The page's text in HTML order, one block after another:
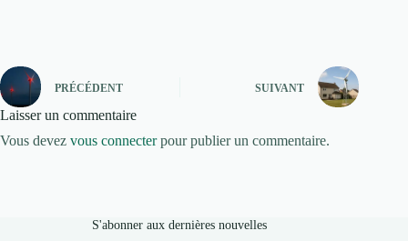
PRÉCÉDENT SUIVANT
Laisser un commentaire
Vous devez vous connecterpour publier un commentaire.
S'abonner aux dernières nouvelles